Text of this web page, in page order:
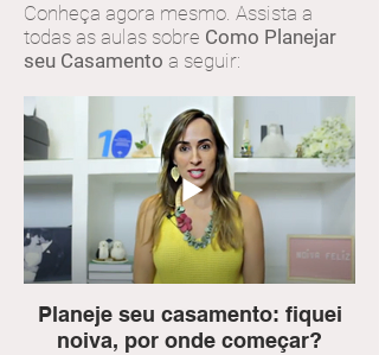
Conheça agora mesmo. Assista a
todas as aulas sobre Como Planejar
seu Casamento a seguir:
Planeje seu casamento: fiquei
noiva, por onde começar?